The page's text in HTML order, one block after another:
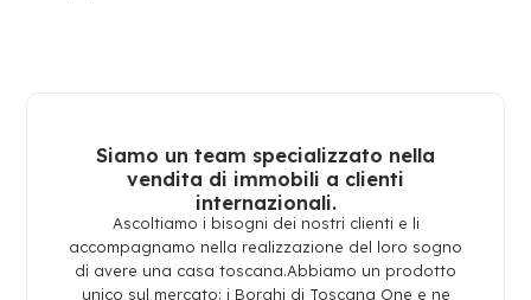
Siamo un team specializzato nella
vendita di immobili a clienti
internazionali.
Ascoltiamo i bisogni dei nostri clienti e li
accompagnamo nella realizzazione del loro sogno
di avere una casa toscana.Abbiamo un prodotto
unico sul mercato: i Borghi di Toscana One e ne